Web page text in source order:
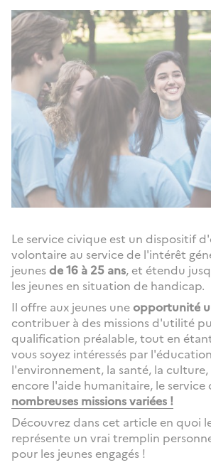
Le service civique est un dispositif
volontaire au service de l'intérêt
jeunesde 16 à 25 ans, et étendu
les jeunes en situation de handicap.
Il offre aux jeunes uneopportunité
contribuer à des missions d'utilité
qualification préalable, tout en
vous soyez intéressés par
l'environnement, la santé, la
encore l'aide humanitaire, le
nombreuses missions variées !
Découvrez dans cet article en quoi
représente un vrai tremplin
pour les jeunes engagés !